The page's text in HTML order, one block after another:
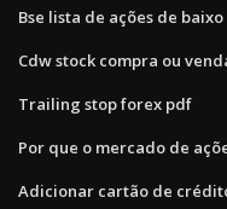
Bse lista de ações de
Cdw stock compra ou
Trailing stop forex pdf
Por que o mercado de
Adicionar cartão de